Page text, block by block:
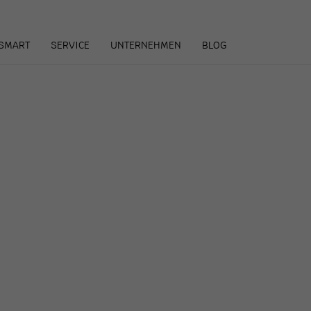
SERVICE UNTERNEHMEN BLOG